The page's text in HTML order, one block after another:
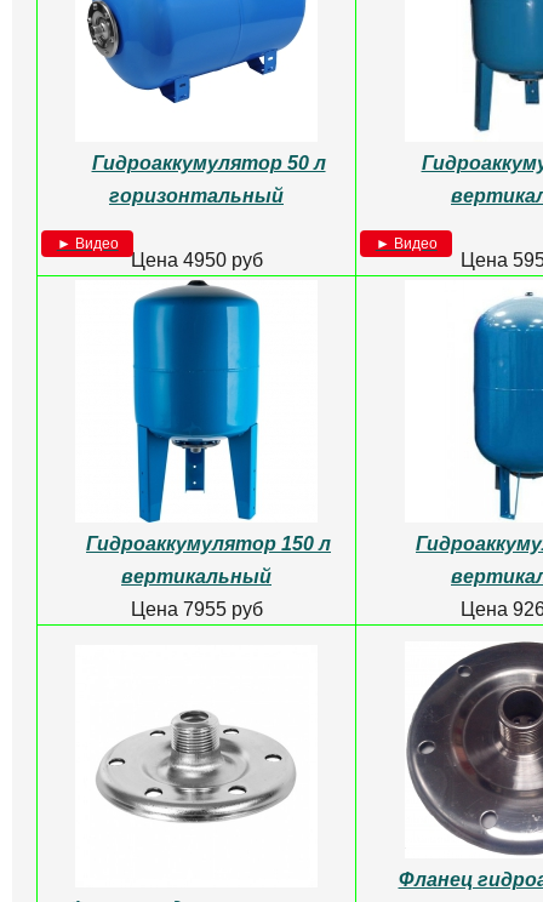
Гидроаккумулятор 50 л
горизонтальный
► Видео
Цена 4950 руб
► Видео
Цена
Гидроаккумулятор 150 л
вертикальный
Цена 7955 руб
Цена
Фланец